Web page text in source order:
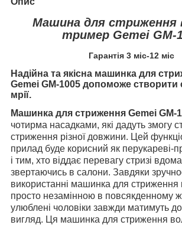
Машина для стриження
тример Gemei GM-
Гарантія 3 міс-12 міс
Надійна та якісна машинка для
Gemei GM-1005 допоможе створити
мрії.
Машинка для стриження Gemei GM-
чотирма насадками, які дадуть змогу
стриження різної довжини. Цей
прилад буде корисний як перукареві-
і тим, хто віддає перевагу стризі
звертаючись в салони. Завдяки
використанні машинка для стриження
просто незамінною в повсякденному
улюблені чоловіки завжди матимуть
вигляд. Ця машинка для стриження